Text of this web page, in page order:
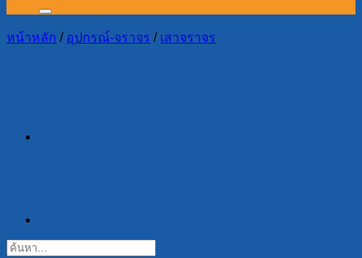
หน้าหลัก / อุปกรณ์-จราจร / เสาจราจร